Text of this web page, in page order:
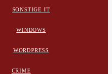
SONSTIGE IT
WINDOWS
WORDPRESS
CRIME